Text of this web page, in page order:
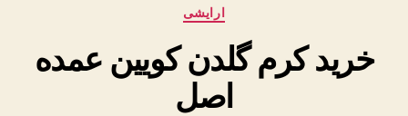
دسته‌ها
ارایشی
خرید کرم گلدن کویین عمده
اصل